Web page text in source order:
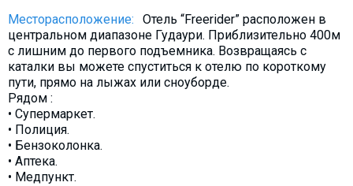
Месторасположение:
Отель “Freerider” расположен в
центральном диапазоне Гудаури. Приблизительно 400м
с лишним до первого подъемника. Возвращаясь с
каталки вы можете спуститься к отелю по короткому
пути, прямо на лыжах или сноуборде.
Рядом :
• Супермаркет.
• Полиция.
• Бензоколонка.
• Аптека.
• Медпункт.
ГРУЗИЯ
О Грузии
Визы и Документы
Деньги
Мобильная связь
Галерея